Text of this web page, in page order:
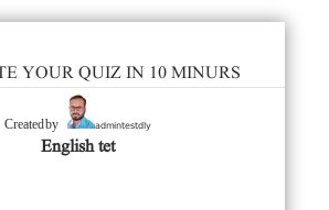
YOUR QUIZ IN 10 MINURS
Created by admintestdly
English tet